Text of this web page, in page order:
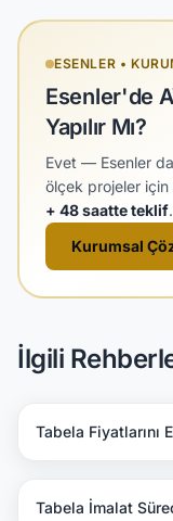
ESENLER •
Esenler'de
Yapılır Mı?
Evet — Esenler
ölçek projeler için
+ 48 saatte teklif.
Kurumsal
İlgili
Tabela Fiyatlarını
Tabela İmalat